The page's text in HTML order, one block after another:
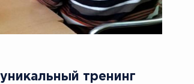
тренинг